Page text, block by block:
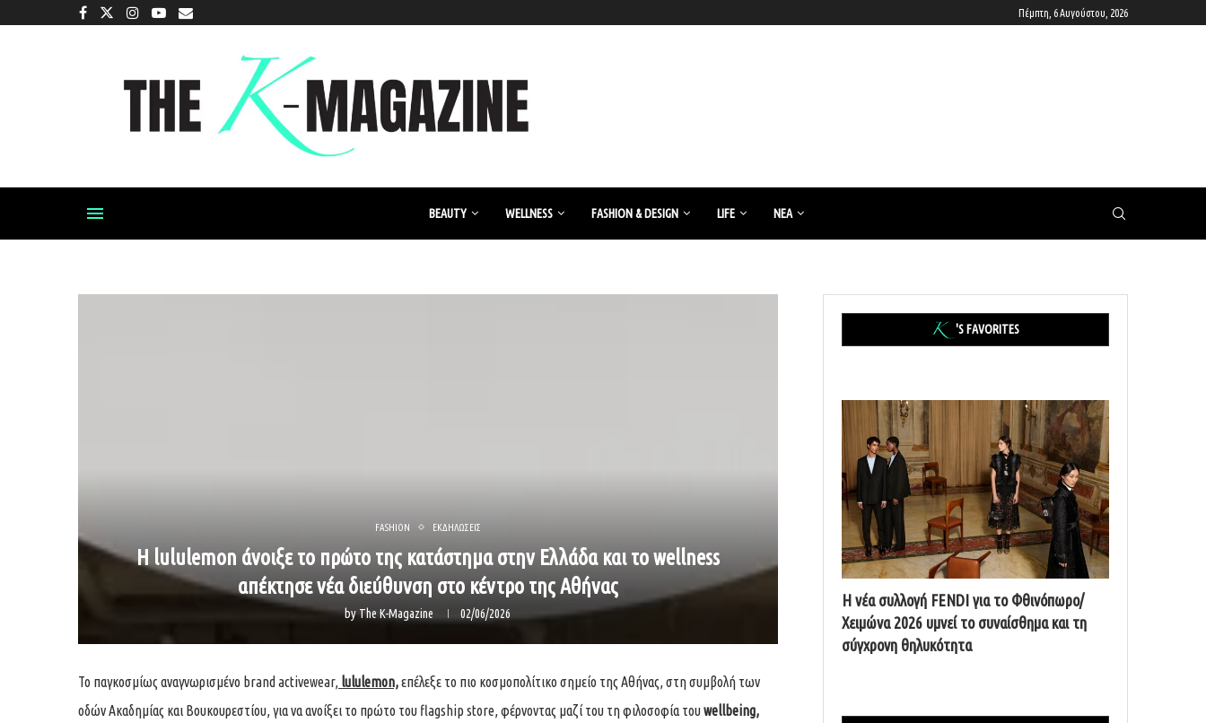
Πέμπτη, 6 Αυγούστου, 2026
BEAUTY WELLNESS FASHION & DESIGN LIFE ΝΈΑ
FASHION ΕΚΔΗΛΩΣΕΙΣ
Η lululemon άνοιξε το πρώτο της κατάστημα στην Ελλάδα και το wellness
απέκτησε νέα διεύθυνση στο κέντρο της Αθήνας
byThe K-Magazine 02/06/2026
Το παγκοσμίως αναγνωρισμένο brand activewear, lululemon,επέλεξε το πιο κοσμοπολίτικο σημείο της Αθήνας, στη συμβολή των
οδών Ακαδημίας και Βουκουρεστίου, για να ανοίξει το πρώτο του flagship store, φέρνοντας μαζί του τη φιλοσοφία τουwellbeing,
'S FAVORITES
Η νέα συλλογή FENDI για το Φθινόπωρο/
Χειμώνα 2026 υμνεί το συναίσθημα και τη
σύγχρονη θηλυκότητα